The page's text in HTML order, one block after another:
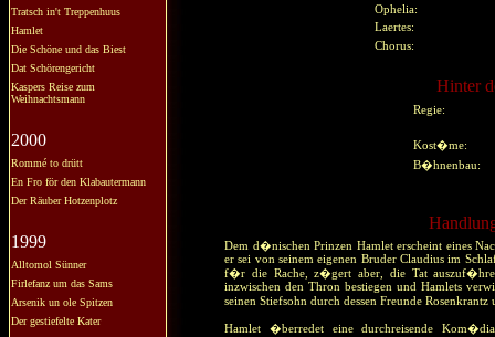
Tratsch in't Treppenhuus
Hamlet
Die Schöne und das Biest
Dat Schörengericht
Kaspers Reise zum
Weihnachtsmann
2000
Rommé to drütt
En Fro för den Klabautermann
Der Räuber Hotzenplotz
1999
Alltomol Sünner
Firlefanz um das Sams
Arsenik un ole Spitzen
Der gestiefelte Kater
Ophelia:
Laertes:
Chorus:
Hinter
Regie:
Kost�me:
B�hnenbau:
Dem d�nischen Prinzen Hamlet erscheint eines
er sei von seinem eigenen Bruder Claudius im
f�r die Rache, z�gert aber, die Tat
inzwischen den Thron bestiegen und Hamlets
seinen Stiefsohn durch dessen Freunde
Hamlet �berredet eine durchreisende